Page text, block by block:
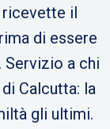
il
di essere
a chi
Calcutta: la
gli ultimi.